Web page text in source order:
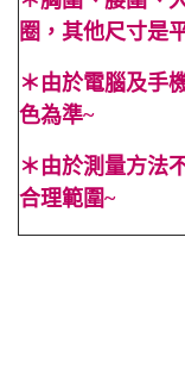
圈，其他尺寸是
＊ 由於電腦及手
色為準~
＊ 由於測量方法
合理範圍~